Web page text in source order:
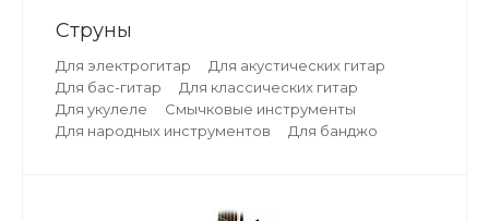
Струны
Для электрогитар
Для акустических гитар
Для бас-гитар
Для классических гитар
Для укулеле
Смычковые инструменты
Для народных инструментов
Для банджо